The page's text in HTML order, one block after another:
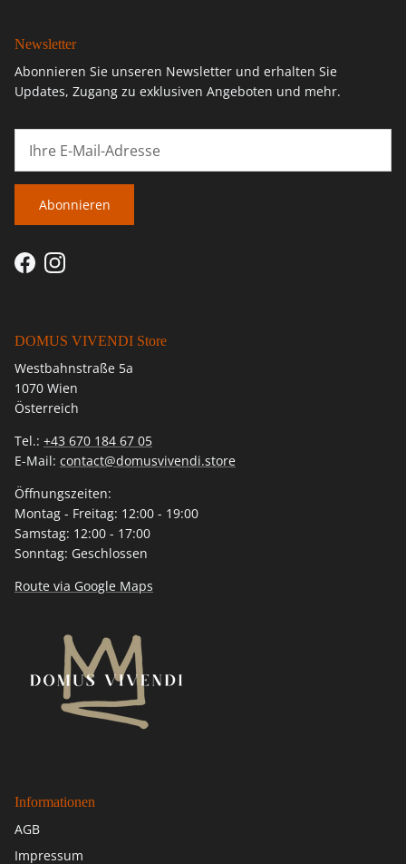
Newsletter
Abonnieren Sie unseren Newsletter und erhalten Sie
Updates, Zugang zu exklusiven Angeboten und mehr.
Abonnieren
FacebookInstagram
DOMUS VIVENDI Store
Westbahnstraße 5a
1070 Wien
Österreich
Tel.: +43 670 184 67 05
E-Mail: contact@domusvivendi.store
Öffnungszeiten:
Montag - Freitag: 12:00 - 19:00
Samstag: 12:00 - 17:00
Sonntag: Geschlossen
Route via Google Maps
Informationen
AGB
Impressum